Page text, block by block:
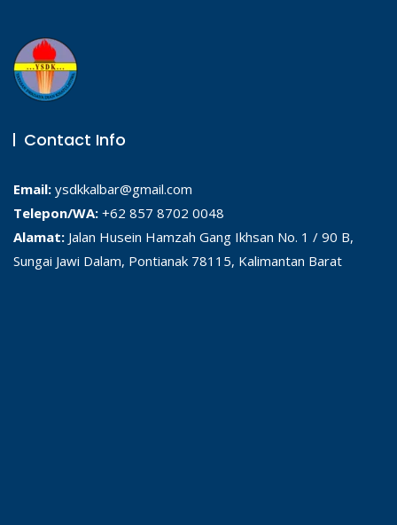
Contact Info
Email: ysdkkalbar@gmail.com
Telepon/WA: +62 857 8702 0048
Alamat: Jalan Husein Hamzah Gang Ikhsan No. 1 / 90 B,
Sungai Jawi Dalam, Pontianak 78115, Kalimantan Barat